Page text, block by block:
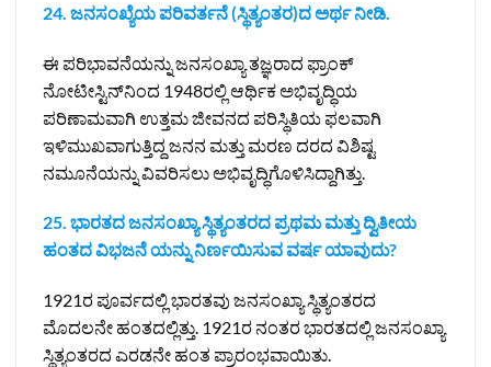
24. ಜನಸಂಖ್ಯೆಯ ಪರಿವರ್ತನೆ (ಸ್ಥಿತ್ಯಂತರ)ದ ಅರ್ಥ ನೀಡಿ.
ಈ ಪರಿಭಾವನೆಯನ್ನು ಜನಸಂಖ್ಯಾ ತಜ್ಞರಾದ ಫ್ರಾಂಕ್‌
ನೋಟೀಸ್ಟಿನ್‌ನಿಂದ 1948ರಲ್ಲಿ ಆರ್ಥಿಕ ಅಭಿವೃದ್ಧಿಯ
ಪರಿಣಾಮವಾಗಿ ಉತ್ತಮ ಜೀವನದ ಪರಿಸ್ಥಿತಿಯ ಫಲವಾಗಿ
ಇಳಿಮುಖವಾಗುತ್ತಿದ್ದ ಜನನ ಮತ್ತು ಮರಣ ದರದ ವಿಶಿಷ್ಟ
ನಮೂನೆಯನ್ನು ವಿವರಿಸಲು ಅಭಿವೃದ್ಧಿಗೊಳಿಸಿದ್ದಾಗಿತ್ತು.
25. ಭಾರತದ ಜನಸಂಖ್ಯಾ ಸ್ಥಿತ್ಯಂತರದ ಪ್ರಥಮ ಮತ್ತು ದ್ವಿತೀಯ
ಹಂತದ ವಿಭಜನೆ ಯನ್ನು ನಿರ್ಣಯಿಸುವ ವರ್ಷ ಯಾವುದು?
1921ರ ಪೂರ್ವದಲ್ಲಿ ಭಾರತವು ಜನಸಂಖ್ಯಾ ಸ್ಥಿತ್ಯಂತರದ
ಮೊದಲನೇ ಹಂತದಲ್ಲಿತ್ತು. 1921ರ ನಂತರ ಭಾರತದಲ್ಲಿ ಜನಸಂಖ್ಯಾ
ಸ್ಥಿತ್ಯಂತರದ ಎರಡನೇ ಹಂತ ಪ್ರಾರಂಭವಾಯಿತು.